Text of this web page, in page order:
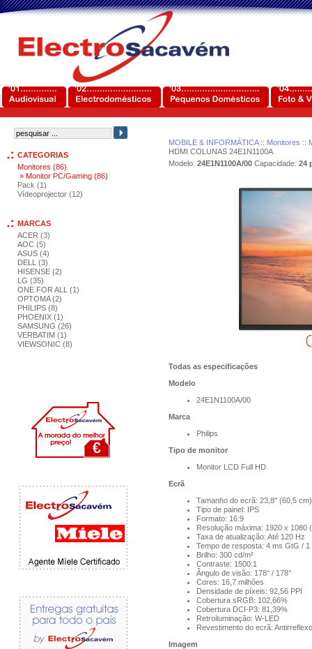
CATEGORIAS
Monitores (86)
» Monitor PC/Gaming (86)
Pack (1)
Vídeoprojector (12)
MARCAS
ACER (3)
AOC (5)
ASUS (4)
DELL (3)
HISENSE (2)
LG (35)
ONE FOR ALL (1)
OPTOMA (2)
PHILIPS (8)
PHOENIX (1)
SAMSUNG (26)
VERBATIM (1)
VIEWSONIC (8)
MOBILE & INFORMÁTICA:: Monitores ::
HDMI COLUNAS 24E1N1100A
Modelo: 24E1N1100A/00Capacidade: 24
Todas as especificações
Modelo
24E1N1100A/00
Marca
Philips
Tipo de monitor
Monitor LCD Full HD
Ecrã
Tamanho do ecrã: 23,8" (60,5 cm)
Tipo de painel: IPS
Formato: 16:9
Resolução máxima: 1920 x 1080
Taxa de atualização: Até 120 Hz
Tempo de resposta: 4 ms GtG / 1
Brilho: 300 cd/m²
Contraste: 1500:1
Ângulo de visão: 178° / 178°
Cores: 16,7 milhões
Densidade de píxeis: 92,56 PPI
Cobertura sRGB: 102,66%
Cobertura DCI-P3: 81,39%
Retroiluminação: W-LED
Revestimento do ecrã:
Imagem